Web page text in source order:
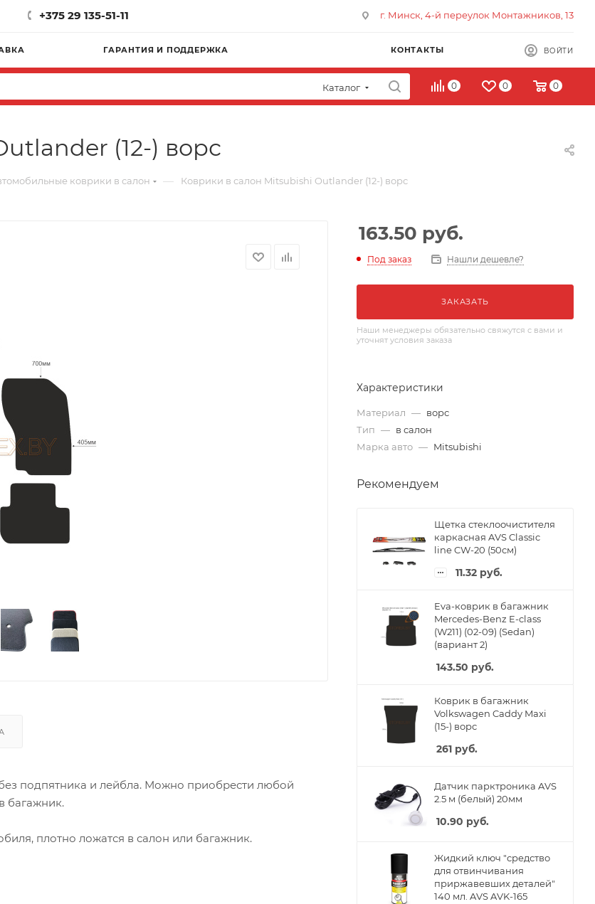
+375 29 135-51-11 г. Минск, 4-й переулок Монтажников, 13
ГАРАНТИЯ И ПОДДЕРЖКА КОНТАКТЫ ВОЙТИ
Каталог 0 0 0
(12-) ворс
коврики в салон — Коврики в салон Mitsubishi Outlander (12-) ворс
подпятника и лейбла. Можно приобрести любой
багажник.
плотно ложатся в салон или багажник.
163.50 руб.
Под заказ Нашли дешевле?
ЗАКАЗАТЬ
Наши менеджеры обязательно свяжутся с вами и
уточнят условия заказа
Характеристики
Материал — ворс
Тип — в салон
Марка авто — Mitsubishi
Рекомендуем
Щетка стеклоочистителя
каркасная AVS Classic
line CW-20 (50см)
11.32 руб.
Eva-коврик в багажник
Mercedes-Benz E-class
(W211) (02-09) (Sedan)
(вариант 2)
143.50 руб.
Коврик в багажник
Volkswagen Caddy Maxi
(15-) ворс
261 руб.
Датчик парктроника AVS
2.5 м (белый) 20мм
10.90 руб.
Жидкий ключ "средство
для отвинчивания
приржавевших деталей"
140 мл. AVS AVK-165